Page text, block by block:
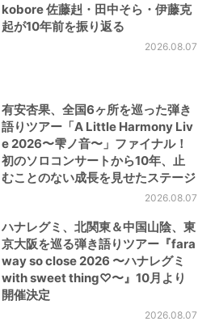
kobore 佐藤赳・田中そら・伊藤克
起が10年前を振り返る
2026.08.07
有安杏果、全国6ヶ所を巡った弾き
語りツアー「A Little Harmony Liv
e 2026〜雫ノ音〜」ファイナル！
初のソロコンサートから10年、止
むことのない成長を見せたステージ
2026.08.07
ハナレグミ、北関東＆中国山陰、東
京大阪を巡る弾き語りツアー『fara
way so close 2026 〜ハナレグミ
with sweet thing♡〜』10月より
開催決定
2026.08.07